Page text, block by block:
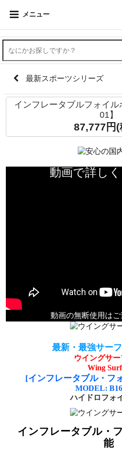
メニュー
最新スポーツシリーズ
インフレータブルフォイ
01】
87,777円(
動画で詳しく
動画の無断使用は
最新・最強サー
ウイングサ
Wing
[インフレータブル・フ
MODEL:
ハイドロフォ
インフレータブル・
能